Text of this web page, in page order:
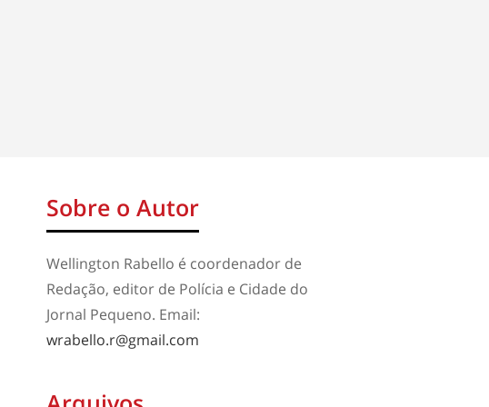
Sobre o Autor
Wellington Rabello é coordenador de
Redação, editor de Polícia e Cidade do
Jornal Pequeno. Email:
wrabello.r@gmail.com